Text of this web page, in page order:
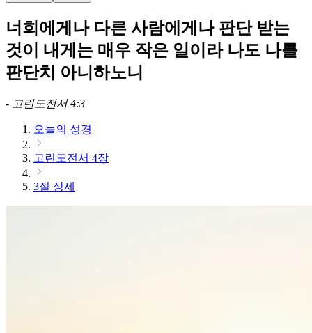
너희에게나 다른 사람에게나 판단 받는
것이 내게는 매우 작은 일이라 나도 나를
판단치 아니하노니
- 고린도전서 4:3
오늘의 성경
고린도전서 4장
3절 상세